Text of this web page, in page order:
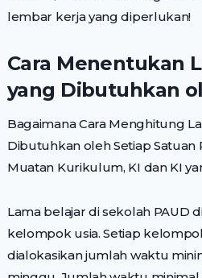
lembar kerja yang diperlukan!
Cara Menentukan
yang Dibutuhkan
Bagaimana Cara Menghitung
Dibutuhkan oleh Setiap Satuan
Muatan Kurikulum, KI dan KI
Lama belajar di sekolah PAUD
kelompok usia. Setiap
dialokasikan jumlah waktu